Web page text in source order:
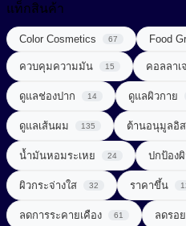
พอลิเมอร์ (Polymer)
สารก่อเจล (Gelling Agent)
สารกันเสีย (Preservative)
สารกันแดด (Sunscreen)
Chemical Sunscreen
Physical Sunscreen
Sunscreening Agents
สารกำจัดขน (Depilatory
สารขัดถู (Abrasive
สารฆ่าเชื้อ (Disinfectant)
ลดการอักเสบ (Anti
วิตามินซีจากธรรมชาติ
วิตามินและแร่ธาตุ
สารควบคุมความเป็นกรด-
สารต้านอนุมูลอิสระ (Anti-
สารทำให้เกิดเจล (Gelling
แท็กสินค้า
Color Cosmetics 67 Food
ควบคุมความมัน 15 คอลลาเ
ดูแลช่องปาก 14 ดูแลผิวกาย
ดูแลเส้นผม 135 ต้านอนุมูลอิส
น้ำมันหอมระเหย 24 ปกป้อง
ผิวกระจ่างใส 32 ราคาขึ้น
ลดการระคายเคือง 61 ลดรอ